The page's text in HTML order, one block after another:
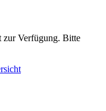
zur Verfügung. Bitte